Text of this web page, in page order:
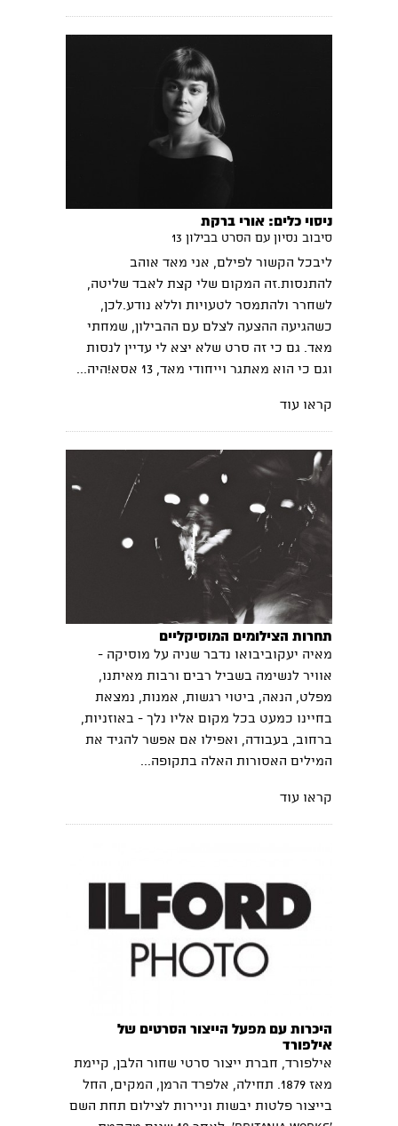
ניסוי כלים: אורי ברקת
סיבוב נסיון עם הסרט בבילון 13
ליבכל הקשור לפילם, אני מאד אוהב
להתנסות.זה המקום שלי קצת לאבד שליטה,
לשחרר ולהתמסר לטעויות וללא נודע.לכן,
כשהגיעה ההצעה לצלם עם ההבילון, שמחתי
מאד. גם כי זה סרט שלא יצא לי עדיין לנסות
וגם כי הוא מאתגר וייחודי מאד, 13 אסא!היה...
קראו עוד
תחרות הצילומים המוסיקליים
מאיה יעקוביבואו נדבר שניה על מוסיקה -
אוויר לנשימה בשביל רבים ורבות מאיתנו,
מפלט, הנאה, ביטוי רגשות, אמנות, נמצאת
בחיינו כמעט בכל מקום אליו נלך - באוזניות,
ברחוב, בעבודה, ואפילו אם אפשר להגיד את
המילים האסורות האלה בתקופה...
קראו עוד
היכרות עם מפעל הייצור הסרטים של
אילפורד
אילפורד, חברת ייצור סרטי שחור הלבן, קיימת
מאז 1879. תחילה, אלפרד הרמן, המקים, החל
בייצור פלטות יבשות וניירות לצילום תחת השם